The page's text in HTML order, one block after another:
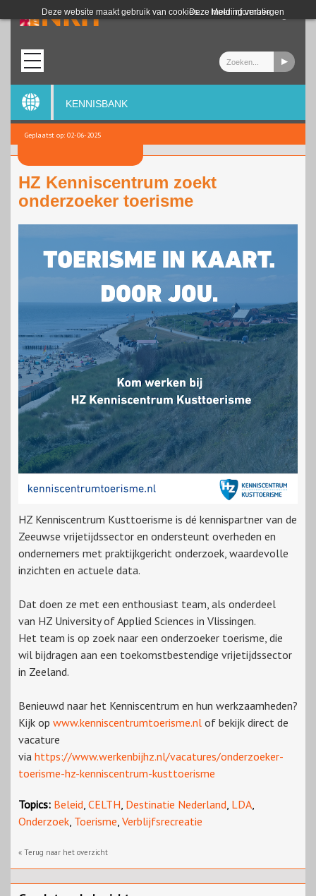
Deze website maakt gebruik van cookies. Meer informatie
Deze melding verbergen
Login
KENNISBANK
Geplaatst op: 02-06-2025
HZ Kenniscentrum zoekt
onderzoeker toerisme
HZ Kenniscentrum Kusttoerisme is dé kennispartner van de
Zeeuwse vrijetijdssector en ondersteunt overheden en
ondernemers met praktijkgericht onderzoek, waardevolle
inzichten en actuele data.
Dat doen ze met een enthousiast team, als onderdeel
van HZ University of Applied Sciences in Vlissingen.
Het team is op zoek naar een onderzoeker toerisme, die
wil bijdragen aan een toekomstbestendige vrijetijdssector
in Zeeland.
Benieuwd naar het Kenniscentrum en hun werkzaamheden?
Kijk op www.kenniscentrumtoerisme.nl of bekijk direct de
vacature
via https://www.werkenbijhz.nl/vacatures/onderzoeker-
toerisme-hz-kenniscentrum-kusttoerisme
Topics: Beleid CELTH Destinatie Nederland LDA
Onderzoek Toerisme Verblijfsrecreatie
« Terug naar het overzicht